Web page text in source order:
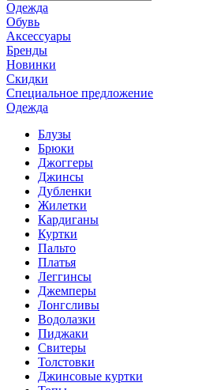
Одежда
Обувь
Аксессуары
Бренды
Новинки
Скидки
Специальное предложение
Одежда
Блузы
Брюки
Джоггеры
Джинсы
Дубленки
Жилетки
Кардиганы
Куртки
Пальто
Платья
Леггинсы
Джемперы
Лонгсливы
Водолазки
Пиджаки
Свитеры
Толстовки
Джинсовые куртки